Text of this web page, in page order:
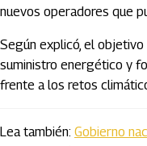
nuevos operadores que
Según explicó, el
suministro energético y
frente a los retos
Lea también: Gobierno